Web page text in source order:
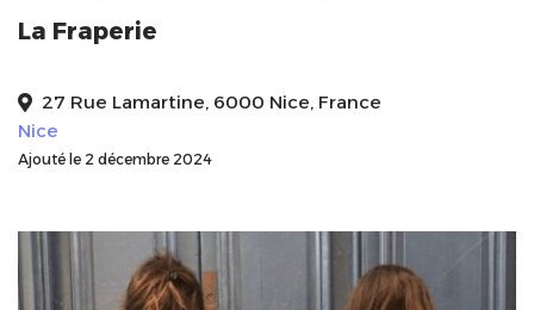
La Fraperie
27 Rue Lamartine, 6000 Nice, France
Nice
Ajouté le 2 décembre 2024